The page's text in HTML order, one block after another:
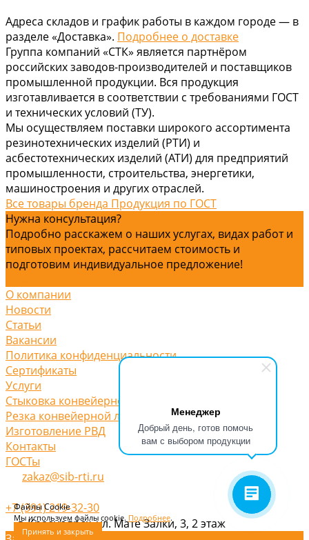
Менеджер
Добрый день, готов помочь
вам с выбором продукции
Файлы Cookie
Мы используем файлы cookie. Подробнее.
Принять и закрыть
Адреса складов и график работы в каждом городе — в
разделе «Доставка». Подробнее о доставке
Группа компаний «СТК» является партнёром
российских заводов-производителей и поставщиков
промышленной продукции. Вся продукция
изготавливается в соответствии с требованиями ГОСТ
и технических условий (ТУ).
Мы осуществляем поставки широкого ассортимента
резинотехнических изделий (РТИ) и
асбестотехнических изделий (АТИ) для предприятий
промышленности, строительства, энергетики,
машиностроения и других отраслей.
Все товары бренда Продукция по ГОСТ
Нужна консультация?
Подробно расскажем о наших услугах, видах работ и
типовых проектах, рассчитаем стоимость и
подготовим индивидуальное предложение!
О компании
Новости
Статьи
Вакансии
Политика конфиденциальности
Сертификаты
Услуги
Стыковка конвейерной ленты
Резка конвейерной ленты
Изготовление РВД
Контакты
ГОСТы
zakaz@sib-rti.ru
+7 (391) 219-32-30
г. Красноярск, ул. Мате Залки, 3, 2 этаж